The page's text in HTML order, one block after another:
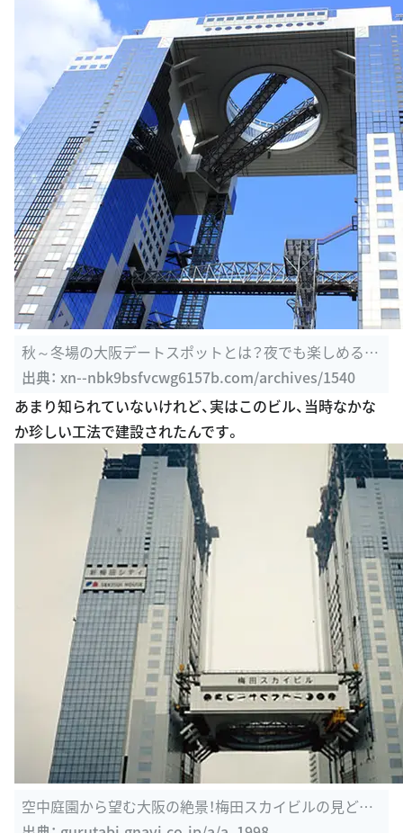
秋～冬場の大阪デートスポットとは？夜でも楽しめる穴
場はここだ ...
出典： xn--nbk9bsfvcwg6157b.com/archives/1540
あまり知られていないけれど、実はこのビル、当時なかな
か珍しい工法で建設されたんです。
空中庭園から望む大阪の絶景！梅田スカイビルの見どこ